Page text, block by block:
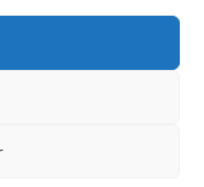
lyktor/